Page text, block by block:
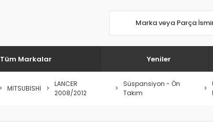
Tüm Markalar Yeniler
MİTSUBİSHİ
LANCER
2008/2012
Süspansiyon - Ön
Takım